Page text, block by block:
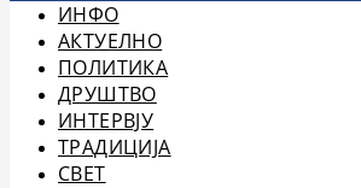
ИНФО
АКТУЕЛНО
ПОЛИТИКА
ДРУШТВО
ИНТЕРВЈУ
ТРАДИЦИЈА
СВЕТ